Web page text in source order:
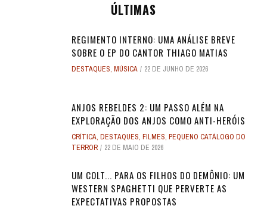
ÚLTIMAS
REGIMENTO INTERNO: UMA ANÁLISE BREVE
SOBRE O EP DO CANTOR THIAGO MATIAS
DESTAQUES, MÚSICA 22 DE JUNHO DE 2026
ANJOS REBELDES 2: UM PASSO ALÉM NA
EXPLORAÇÃO DOS ANJOS COMO ANTI-HERÓIS
CRÍTICA, DESTAQUES, FILMES, PEQUENO CATÁLOGO DO
TERROR
22 DE MAIO DE 2026
UM COLT... PARA OS FILHOS DO DEMÔNIO: UM
WESTERN SPAGHETTI QUE PERVERTE AS
EXPECTATIVAS PROPOSTAS